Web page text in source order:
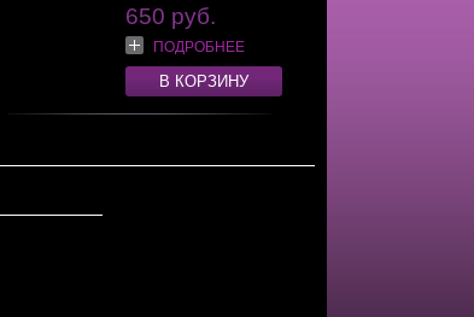
650 руб.
ПОДРОБНЕЕ
В КОРЗИНУ